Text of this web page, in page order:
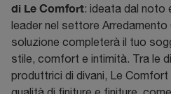
di Le Comfort: ideata dal noto
leader nel settore
soluzione completerà il tuo
stile, comfort e intimità. Tra le
produttrici di divani, Le